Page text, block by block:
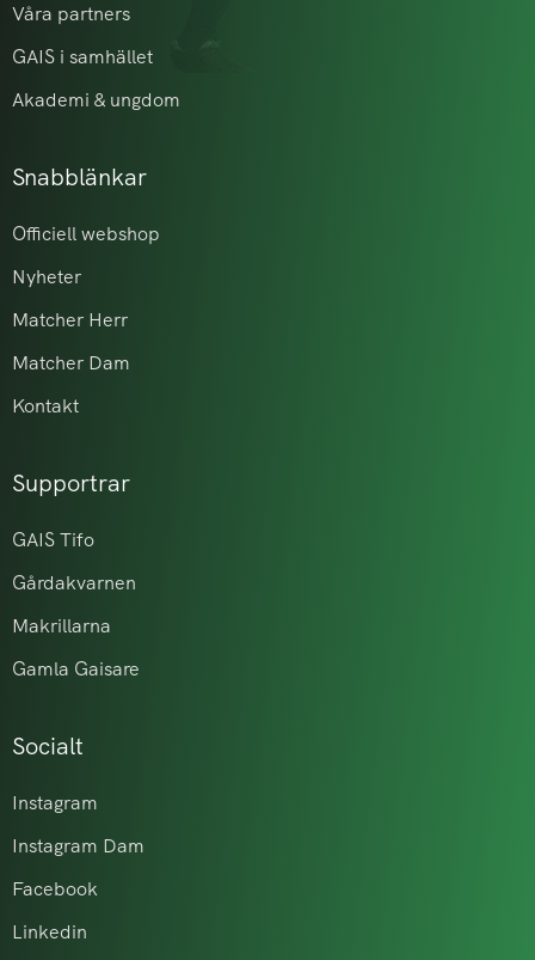
Våra partners
GAIS i samhället
Akademi & ungdom
Snabblänkar
Officiell webshop
Nyheter
Matcher Herr
Matcher Dam
Kontakt
Supportrar
GAIS Tifo
Gårdakvarnen
Makrillarna
Gamla Gaisare
Socialt
Instagram
Instagram Dam
Facebook
Linkedin